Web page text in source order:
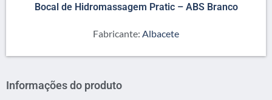
Bocal de Hidromassagem Pratic – ABS Branco
Fabricante: Albacete
Informações do produto